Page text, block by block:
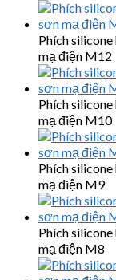
Phích
mạ điện M12
Phích
mạ điện M10
Phích
mạ điện M9
Phích
mạ điện M8